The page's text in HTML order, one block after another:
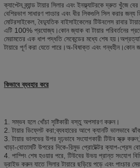
ক্যাপ্টেন ব্র্যান্ড টায়ার সিলার এবং ইনফ্ল্যাটরকে দ্রুত খুঁজে
বেশিরভাগ সাধারণ পাংচার এবং ধীর লিকগুলি সিল করার জন্য
মোটরসাইকেল, বৈদ্যুতিক বাইসাইকেলের টিউবলেস রাবার
এটি 100% প্রযোজ্য।কোন জ্যাক বা টায়ার পরিবর্তনের
মেরামতের এক ধাপ পদ্ধতি সেকেন্ডের মধ্যে শেষ
টায়ারে পূর্ণ করা যেতে পারে।অ-বিষাক্ত এবং গন্ধহীন।কোন
কিভাবে ব্যবহার করে
1. সম্ভব হলে খোঁচা সৃষ্টিকারী বস্তু অপসারণ করুন।
2. টায়ার ডিফ্লেট করা;ব্যবহারের আগে ক্যানটি ভালভাবে
3. টায়ার ভালভের উপর দৃঢ়ভাবে সংযোগকারী টিউব স্ক্রু
খাড়া-বোতামটি উপরের দিকে-রিমুভ প্রোটেক্টর ক্যাপ-প্রেস
4. পাম্পিং শেষ হওয়ার পরে, টিউবের উভয় প্রান্ত সংযোগ
ড্রাইভ করুন যাতে সিলার টায়ারে ছড়িয়ে পড়ে এবং পাংচার